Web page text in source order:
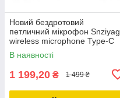
Новий бездротовий
петличний мікрофон Snziyag
wireless microphone Type-C
В наявності
1 199,20 ₴ 1 499 ₴